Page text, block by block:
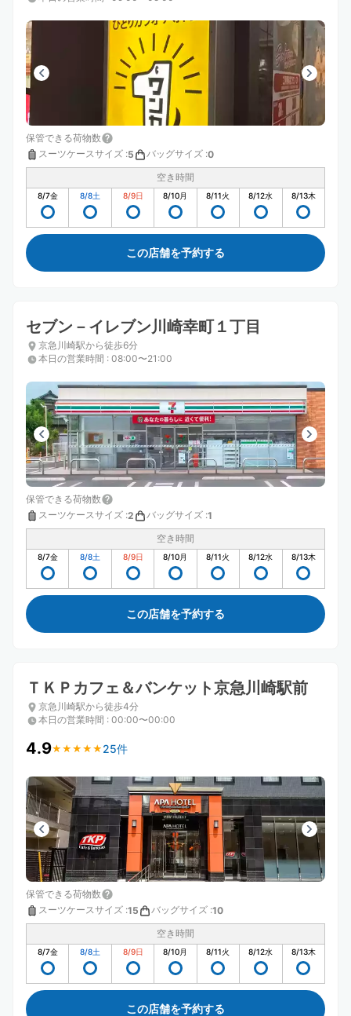
保管できる荷物数
スーツケースサイズ :5 バッグサイズ :0
空き時間
8/7金 8/8土 8/9日 8/10月 8/11火 8/12水 8/13木
この店舗を予約する
セブン－イレブン川崎幸町１丁目
京急川崎駅から徒歩6分
本日の営業時間 : 08:00〜21:00
保管できる荷物数
スーツケースサイズ :2 バッグサイズ :1
空き時間
8/7金 8/8土 8/9日 8/10月 8/11火 8/12水 8/13木
この店舗を予約する
ＴＫＰカフェ＆バンケット京急川崎駅前
京急川崎駅から徒歩4分
本日の営業時間 : 00:00〜00:00
4.9★ ★ ★ ★ ★
★ ★ ★ ★ ★ 25件
保管できる荷物数
スーツケースサイズ :15 バッグサイズ :10
空き時間
8/7金 8/8土 8/9日 8/10月 8/11火 8/12水 8/13木
この店舗を予約する